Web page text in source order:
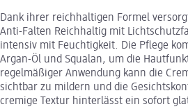
Dank ihrer reichhaltigen Formel
Anti-Falten Reichhaltig mit
intensiv mit Feuchtigkeit. Die Pflege
Argan-Öl und Squalan, um die
regelmäßiger Anwendung kann die
sichtbar zu mildern und die
cremige Textur hinterlässt ein sofort